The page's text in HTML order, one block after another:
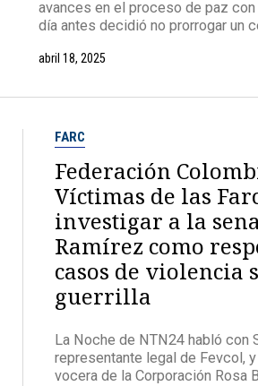
avances en el proceso de paz
día antes decidió no prorrogar un
abril 18, 2025
FARC
Federación
Víctimas de las
investigar a la
Ramírez como
casos de violencia
guerrilla
La Noche de NTN24 habló con
representante legal de Fevcol,
vocera de la Corporación Rosa